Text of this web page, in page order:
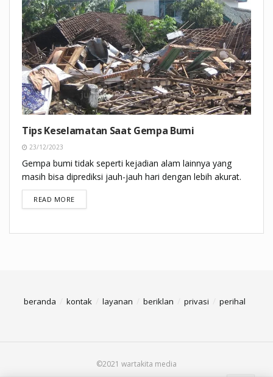
Tips Keselamatan Saat Gempa Bumi
23/12/2023
Gempa bumi tidak seperti kejadian alam lainnya yang
masih bisa diprediksi jauh-jauh hari dengan lebih akurat.
READ MOREDETAILS
beranda kontak layanan beriklan privasi perihal
©2021 wartakita media